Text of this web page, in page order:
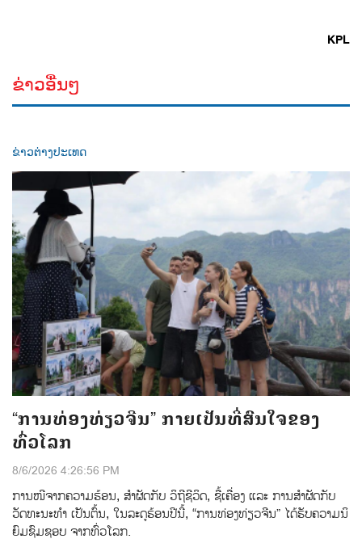
KPL
ຂ່າວອື່ນໆ
ຂ່າວຕ່າງປະເທດ
“ການທ່ອງທ່ຽວຈີນ” ກາຍເປັນທີ່ສົນໃຈຂອງ
ທົ່ວໂລກ
8/6/2026 4:26:56 PM
ການ​​ໜີ​ຈາກ​ຄວາມ​ຮ້ອນ, ​ສຳ​ຜັດ​ກັບ ​ວິ​ຖີ​ຊີ​ວິດ, ​ຊື້​ເຄື່ອງ ແລະ​ ການ​ສຳ​ຜັດ​ກັບ​
ວັດ​ທະ​ນະ​ທຳ ເປັນ​ຕົ້ນ, ໃນ​ລະ​ດູ​ຮ້ອນ​ປີ​ນີ້, “ການ​ທ່ອງ​ທ່ຽວ​ຈີນ” ​ໄດ້​ຮັບ​ຄວາມ​ນິ​
ຍົມ​ຊົມ​ຊອບ ຈາກ​ທົ່ວໂລກ.